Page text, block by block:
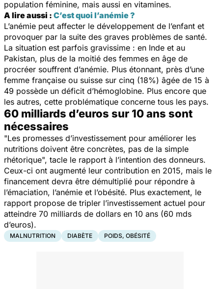
population féminine, mais aussi en vitamines.
A lire aussi : C’est quoi l’anémie ?
L’anémie peut affecter le développement de l’enfant et
provoquer par la suite des graves problèmes de santé.
La situation est parfois gravissime : en Inde et au
Pakistan, plus de la moitié des femmes en âge de
procréer souffrent d’anémie. Plus étonnant, près d’une
femme française ou suisse sur cinq (18%) âgée de 15 à
49 possède un déficit d’hémoglobine. Plus encore que
les autres, cette problématique concerne tous les pays.
60 milliards d’euros sur 10 ans sont
nécessaires
"Les promesses d’investissement pour améliorer les
nutritions doivent être concrètes, pas de la simple
rhétorique", tacle le rapport à l’intention des donneurs.
Ceux-ci ont augmenté leur contribution en 2015, mais le
financement devra être démultiplié pour répondre à
l’émaciation, l’anémie et l’obésité. Plus exactement, le
rapport propose de tripler l’investissement actuel pour
atteindre 70 milliards de dollars en 10 ans (60 mds
d’euros).
MALNUTRITION DIABÈTE POIDS, OBÉSITÉ